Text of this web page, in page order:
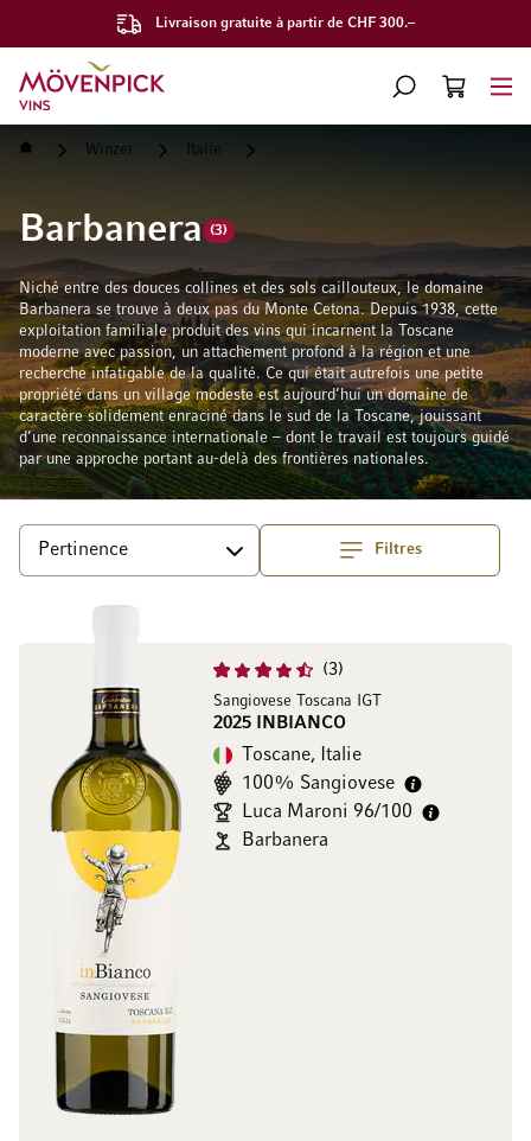
Livraison gratuite à partir de CHF 300.–
Aller à la page d'accueil
CHERCHERPANIER
Accueil Winzer Italie
Barbanera (3)
Niché entre des douces collines et des sols caillouteux, le domaine
Barbanera se trouve à deux pas du Monte Cetona. Depuis 1938, cette
exploitation familiale produit des vins qui incarnent la Toscane
moderne avec passion, un attachement profond à la région et une
recherche infatigable de la qualité. Ce qui était autrefois une petite
propriété dans un village modeste est aujourd’hui un domaine de
caractère solidement enraciné dans le sud de la Toscane, jouissant
d’une reconnaissance internationale – dont le travail est toujours guidé
par une approche portant au-delà des frontières nationales.
Filtres
Trier parhaut
3
Sangiovese Toscana IGT
2025 INBIANCO
Toscane, Italie
100% Sangiovese
Luca Maroni 96/100
Barbanera